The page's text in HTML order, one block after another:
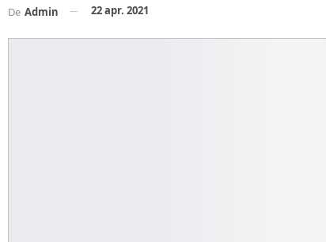
De Admin 22 apr. 2021